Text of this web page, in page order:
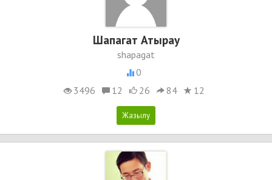
Шапагат Атырау
shapagat
0
3496
12 26 84 12